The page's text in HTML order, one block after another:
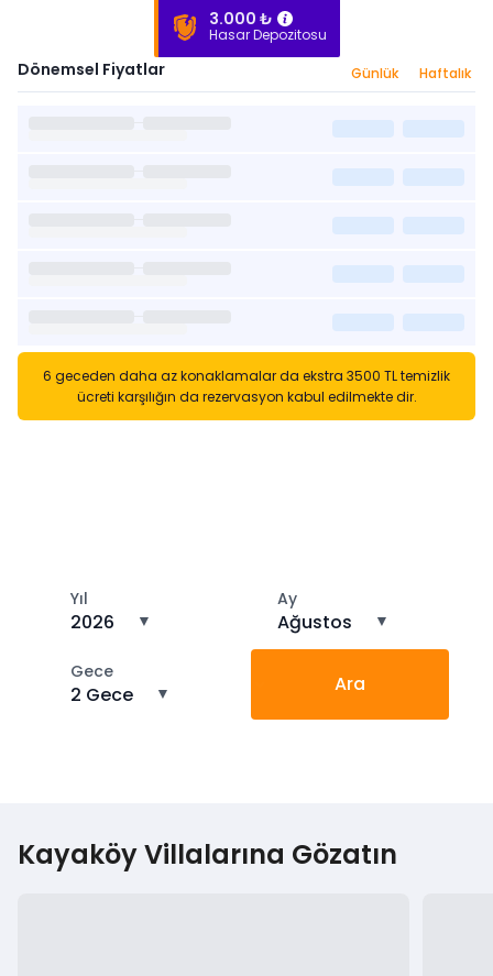
3.000 ₺
Hasar Depozitosu
Dönemsel Fiyatlar Günlük Haftalık
6 geceden daha az konaklamalar da ekstra 3500 TL temizlik
ücreti karşılığın da rezervasyon kabul edilmekte dir.
Yıl
2026 ▼
Ay
Ağustos ▼
Gece
2 Gece ▼ Ara
Kayaköy Villalarına Gözatın